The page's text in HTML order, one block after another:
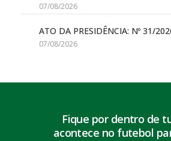
07/08/2026
ATO DA PRESIDÊNCIA: Nº 31/
07/08/2026
Fique por dentro de
acontece no futebol